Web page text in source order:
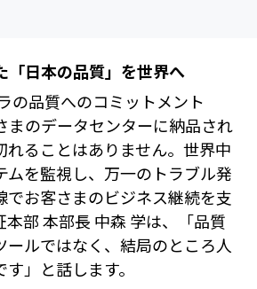
「日本の品質」を世界へ
の品質へのコミットメント
まのデータセンターに納品され
れることはありません。世界中
ムを監視し、万一のトラブル発
でお客さまのビジネス継続を支
本部 本部長 中森 学は、「品質
ールではなく、結局のところ人
」と話します。